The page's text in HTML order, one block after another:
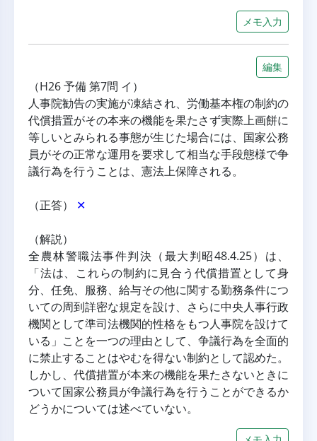
メモ入力
編集
（H26 予備 第7問 イ）
人事院勧告の実施が凍結され、労働基本権の制約の
代償措置がその本来の機能を果たさず実際上画餅に
等しいとみられる事態が生じた場合には、国家公務
員がその正常な運用を要求して相当な手段態様で争
議行為を行うことは、憲法上保障される。
（正答） ✕
（解説）
全農林警職法事件判決（最大判昭48.4.25）は、
「法は、これらの制約に見合う代償措置として身
分、任免、服務、給与その他に関する勤務条件につ
いての周到詳密な規定を設け、さらに中央人事行政
機関として準司法機関的性格をもつ人事院を設けて
いる」ことを一つの理由として、争議行為を全面的
に禁止することはやむを得ない制約として認めた。
しかし、代償措置が本来の機能を果たさないときに
ついて国家公務員が争議行為を行うことができるか
どうかについては述べていない。